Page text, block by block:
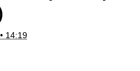
14:19